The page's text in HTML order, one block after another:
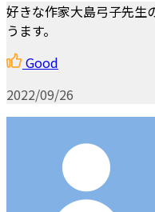
好きな作家大島弓子先生
うます。
Good
2022/09/26